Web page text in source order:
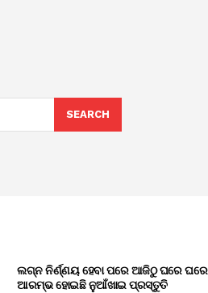
SEARCH
ଲଗ୍ନ ନିର୍ଣ୍ଣୟ ହେବା ପରେ ଆଜିଠୁ ଘରେ ଘରେ
ଆରମ୍ଭ ହୋଇଛି ନୁଆଁଖାଇ ପ୍ରସ୍ତୁତି